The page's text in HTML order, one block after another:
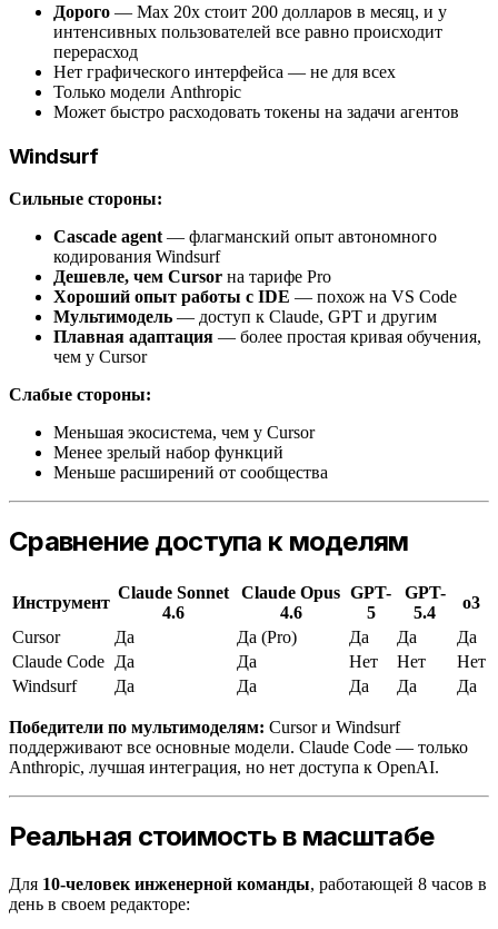
Дорого — Max 20x стоит 200 долларов в месяц, и у
интенсивных пользователей все равно происходит
перерасход
Нет графического интерфейса — не для всех
Только модели Anthropic
Может быстро расходовать токены на задачи агентов
Windsurf
Сильные стороны:
Cascade agent — флагманский опыт автономного
кодирования Windsurf
Дешевле, чем Cursor на тарифе Pro
Хороший опыт работы с IDE — похож на VS Code
Мультимодель — доступ к Claude, GPT и другим
Плавная адаптация — более простая кривая обучения,
чем у Cursor
Слабые стороны:
Меньшая экосистема, чем у Cursor
Менее зрелый набор функций
Меньше расширений от сообщества
Сравнение доступа к моделям
Инструмент
Claude Sonnet
4.6
Claude Opus
4.6
GPT-
5
GPT-
5.4
o3
Cursor
Да Да (Pro) Да Да
Да
Claude Code Да Да Нет Нет
Нет
Windsurf
Да Да Да Да Да
Победители по мультимоделям: Cursor и Windsurf
поддерживают все основные модели. Claude Code — только
Anthropic, лучшая интеграция, но нет доступа к OpenAI.
Реальная стоимость в масштабе
Для 10-человек инженерной команды, работающей 8 часов в
день в своем редакторе: